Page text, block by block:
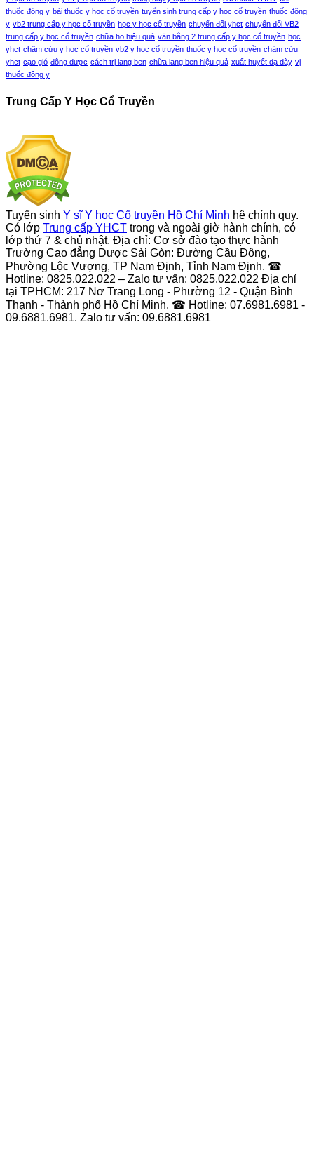
thuốc đông y bài thuốc y học cổ truyền tuyển sinh trung cấp y học cổ truyền thuốc đông
y vb2 trung cấp y học cổ truyền học y học cổ truyền chuyển đổi yhct chuyển đổi VB2
trung cấp y học cổ truyền chữa ho hiệu quả văn bằng 2 trung cấp y học cổ truyền học
yhct châm cứu y học cổ truyền vb2 y học cổ truyền thuốc y học cổ truyền châm cứu
yhct cạo gió đông dược cách trị lang ben chữa lang ben hiệu quả xuất huyết dạ dày vị
thuốc đông y
Trung Cấp Y Học Cổ Truyền
Tuyển sinh Y sĩ Y học Cổ truyền Hồ Chí Minh hệ chính quy.
Có lớp Trung cấp YHCT trong và ngoài giờ hành chính, có
lớp thứ 7 & chủ nhật. Địa chỉ: Cơ sở đào tạo thực hành
Trường Cao đẳng Dược Sài Gòn: Đường Cầu Đông,
Phường Lộc Vượng, TP Nam Định, Tỉnh Nam Định. ☎
Hotline: 0825.022.022 – Zalo tư vấn: 0825.022.022 Địa chỉ
tại TPHCM: 217 Nơ Trang Long - Phường 12 - Quận Bình
Thạnh - Thành phố Hồ Chí Minh. ☎ Hotline: 07.6981.6981 -
09.6881.6981. Zalo tư vấn: 09.6881.6981